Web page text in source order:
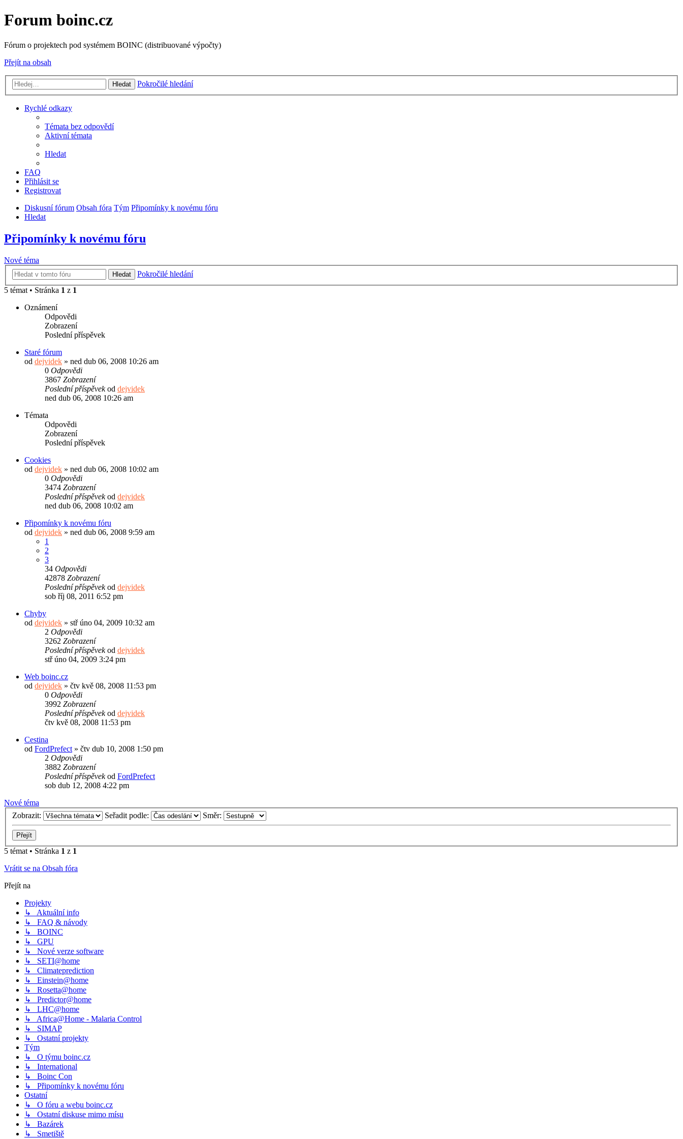
Forum boinc.cz
Fórum o projektech pod systémem BOINC (distribuované výpočty)
Přejít na obsah
Hledat Pokročilé hledání
Rychlé odkazy
Témata bez odpovědí
Aktivní témata
Hledat
FAQ
Přihlásit se
Registrovat
Diskusní fórum Obsah fóra Tým Připomínky k novému fóru
Hledat
Připomínky k novému fóru
Nové téma
Hledat
Pokročilé hledání
5 témat • Stránka 1 z 1
Oznámení
Odpovědi
Zobrazení
Poslední příspěvek
Staré fórum
od dejvidek » ned dub 06, 2008 10:26 am
0 Odpovědi
3867 Zobrazení
Poslední příspěvekod dejvidek
ned dub 06, 2008 10:26 am
Témata
Odpovědi
Zobrazení
Poslední příspěvek
Cookies
od dejvidek » ned dub 06, 2008 10:02 am
0 Odpovědi
3474 Zobrazení
Poslední příspěvekod dejvidek
ned dub 06, 2008 10:02 am
Připomínky k novému fóru
od dejvidek » ned dub 06, 2008 9:59 am
1
2
3
34 Odpovědi
42878 Zobrazení
Poslední příspěvekod dejvidek
sob říj 08, 2011 6:52 pm
Chyby
od dejvidek » stř úno 04, 2009 10:32 am
2 Odpovědi
3262 Zobrazení
Poslední příspěvekod dejvidek
stř úno 04, 2009 3:24 pm
Web boinc.cz
od dejvidek » čtv kvě 08, 2008 11:53 pm
0 Odpovědi
3992 Zobrazení
Poslední příspěvekod dejvidek
čtv kvě 08, 2008 11:53 pm
Cestina
od FordPrefect » čtv dub 10, 2008 1:50 pm
2 Odpovědi
3882 Zobrazení
Poslední příspěvekod FordPrefect
sob dub 12, 2008 4:22 pm
Nové téma
Zobrazit:
Seřadit podle: Směr:
5 témat • Stránka 1 z 1
Vrátit se na Obsah fóra
Přejít na
Projekty
↳ Aktuální info
↳ FAQ & návody
↳ BOINC
↳ GPU
↳ Nové verze software
↳ SETI@home
↳ Climateprediction
↳ Einstein@home
↳ Rosetta@home
↳ Predictor@home
↳ LHC@home
↳ Africa@Home - Malaria Control
↳ SIMAP
↳ Ostatní projekty
Tým
↳ O týmu boinc.cz
↳ International
↳ Boinc Con
↳ Připomínky k novému fóru
Ostatní
↳ O fóru a webu boinc.cz
↳ Ostatní diskuse mimo mísu
↳ Bazárek
↳ Smetiště